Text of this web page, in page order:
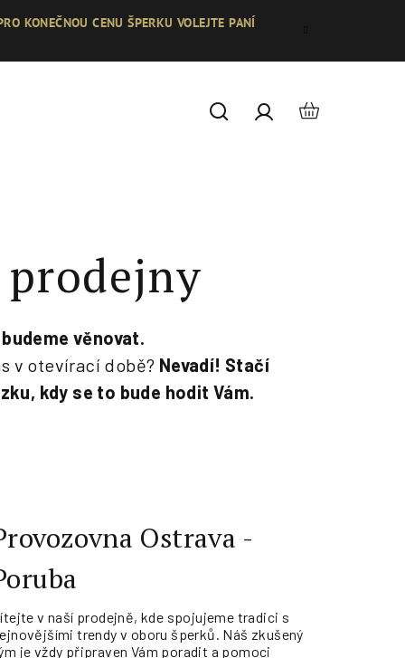
KONEČNOU CENU ŠPERKU VOLEJTE PANÍ
HledatPřihlášení
Nákupní
věnovat.
v otevírací době? Nevadí! Stačí
kdy se to bude hodit Vám.
Ostrava -
v naší prodejně, kde spojujeme tradici s
trendy v oboru šperků. Náš zkušený
je vždy připraven Vám poradit a pomoci